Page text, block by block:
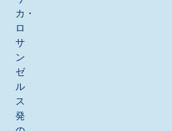
カ・
ロ
サ
ン
ゼ
ル
ス
発